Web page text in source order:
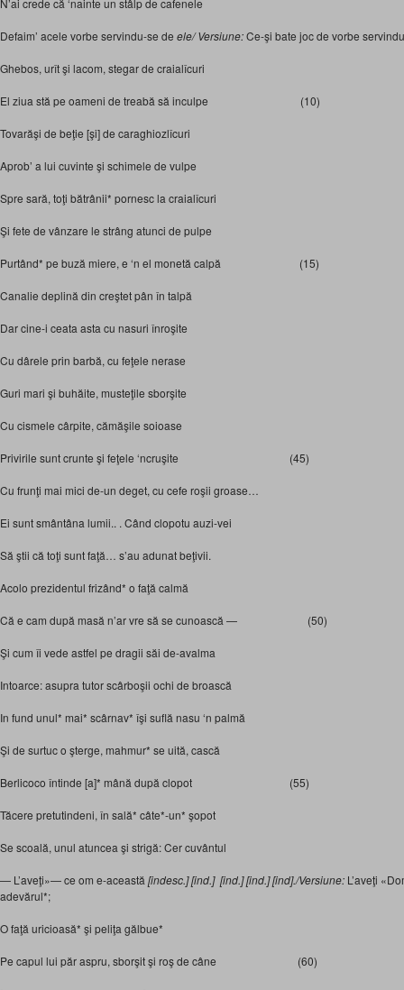
N’ai crede că ‘nainte un stâlp de cafenele
Defaim’ acele vorbe servindu-se de ele/ Versiune:Ce-şi bate joc de vorbe
Ghebos, urît şi lacom, stegar de craialîcuri
El ziua stă pe oameni de treabă să inculpe (10)
Tovarăşi de beţie [şi] de caraghiozlîcuri
Aprob’ a lui cuvinte şi schimele de vulpe
Spre sară, toţi bătrânii* pornesc la craialîcuri
Şi fete de vânzare le strâng atunci de pulpe
Purtând* pe buză miere, e ‘n el monetă calpă (15)
Canalie deplină din creştet pân în talpă
Dar cine-i ceata asta cu nasuri înroşite
Cu dârele prin barbă, cu feţele nerase
Guri mari şi buhăite, musteţile sborşite
Cu cismele cârpite, cămăşile soioase
Privirile sunt crunte şi feţele ‘ncruşite (45)
Cu frunţi mai mici de-un deget, cu cefe roşii groase…
Ei sunt smântâna lumii.. . Când clopotu auzi-vei
Să ştii că toţi sunt faţă… s’au adunat beţivii.
Acolo prezidentul frizând* o faţă calmă
Că e cam după masă n’ar vre să se cunoască — (50)
Şi cum îi vede astfel pe dragii săi de-avalma
Intoarce: asupra tutor scârboşii ochi de broască
In fund unul* mai* scârnav* îşi suflă nasu ‘n palmă
Şi de surtuc o şterge, mahmur* se uită, cască
Berlicoco întinde [a]* mână după clopot (55)
Tăcere pretutindeni, în sală* câte*-un* şopot
Se scoală, unul atuncea şi strigă: Cer cuvântul
— L’aveţi»— ce om e-această [indesc.] [ind.] [ind.] [ind.] [ind]./Versiune: L’aveţi
adevărul*;
O faţă uricioasă* şi peliţa gălbue*
Pe capul lui păr aspru, sborşit şi roş de câne (60)